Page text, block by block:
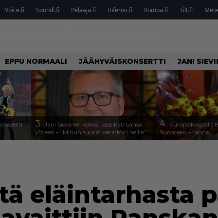
Voice.fi Soundi.fi Pelaaja.fi Inferno.fi Rumba.fi Tilt.fi
EPPU NORMAALI JÄÄHYVÄISKONSERTTI JANI
3. Jani Sievinen kokosi lapsikatraansa
yhteen – ”Minun suurin perintöni heille”
4. Eurojackpotista
Suomeen – tänne
eläintarhasta